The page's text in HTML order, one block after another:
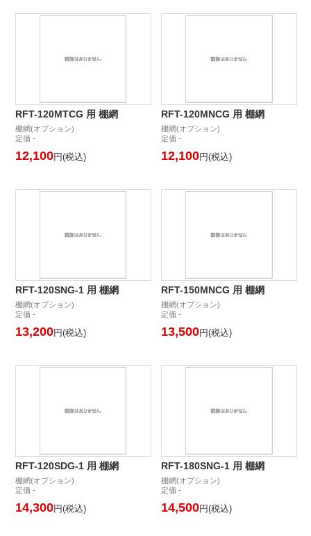
RFT-120MTCG 用 棚網
棚網(オプション)
定価 -
12,100円(税込)
RFT-120MNCG 用 棚網
棚網(オプション)
定価 -
12,100円(税込)
RFT-120SNG-1 用 棚網
棚網(オプション)
定価 -
13,200円(税込)
RFT-150MNCG 用 棚網
棚網(オプション)
定価 -
13,500円(税込)
RFT-120SDG-1 用 棚網
棚網(オプション)
定価 -
14,300円(税込)
RFT-180SNG-1 用 棚網
棚網(オプション)
定価 -
14,500円(税込)